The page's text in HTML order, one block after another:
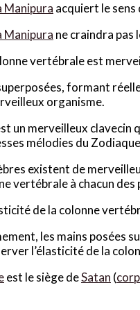
Manipura acquiert le sens
Manipura ne craindra pas
vertébrale est
formant
organisme.
un merveilleux clavecin
mélodies du
existent de
vertébrale à chacun
de la colonne
les mains posées
l’élasticité de la
est le siège deSatan (